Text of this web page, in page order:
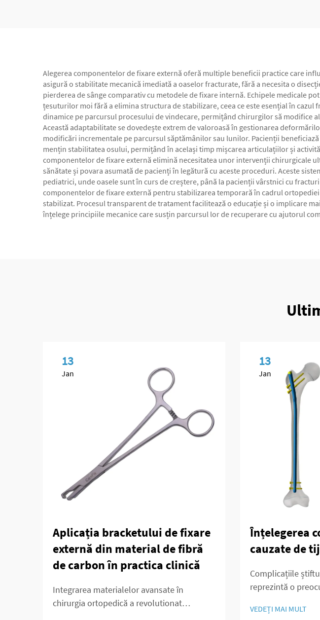
Alegerea componentelor de fixare externă oferă multiple beneficii practice care
asigură o stabilitate mecanică imediată a oaselor fracturate, fără a necesita o
pierderea de sânge comparativ cu metodele de fixare internă. Echipele medicale
țesuturilor moi fără a elimina structura de stabilizare, ceea ce este esențial în
dinamice pe parcursul procesului de vindecare, permițând chirurgilor să modifice
Această adaptabilitate se dovedește extrem de valoroasă în gestionarea
modificări incrementale pe parcursul săptămânilor sau lunilor. Pacienții
mențin stabilitatea osului, permițând în același timp mișcarea articulațiilor și
componentelor de fixare externă elimină necesitatea unor intervenții chirurgicale
sănătate și povara asumată de pacienți în legătură cu aceste proceduri. Aceste
pediatrici, unde oasele sunt în curs de creștere, până la pacienții vârstnici cu
componentelor de fixare externă pentru stabilizarea temporară în cadrul
stabilizat. Procesul transparent de tratament facilitează o educație și o implicare
înțelege principiile mecanice care susțin parcursul lor de recuperare cu ajutorul
13
Jan
Aplicația bracketului de fixare
externă din material de fibră
de carbon în practica clinică
Integrarea materialelor avansate în
chirurgia ortopedică a revolutionat
13
Jan
Înțelegerea
cauzate de
Complicațiile
reprezintă o
pentru pacienți și
VEDEȚI MAI MULT